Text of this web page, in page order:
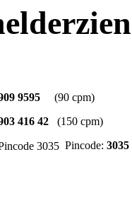
9595
(90 cpm)
416 42
(150 cpm)
Pincode: 3035